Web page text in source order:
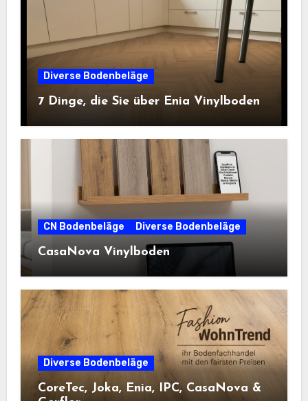
Diverse Bodenbeläge
7 Dinge, die Sie über Enia Vinylboden
CN Bodenbeläge Diverse Bodenbeläge
CasaNova Vinylboden
Diverse Bodenbeläge
CoreTec, Joka, Enia, IPC, CasaNova &